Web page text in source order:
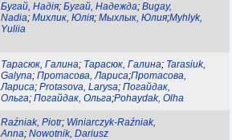
Бугай, Надія; Бугай, Надежда; Bugay,
Nadia; Михлик, Юлія; Мыхлык, Юлия;Myhlyk,
Yuliia
Тарасюк, Галина; Тарасюк, Галина; Tarasiuk,
Galyna; Протасова, Лариса;Протасова,
Лариса; Protasova, Larysa; Погайдак,
Ольга; Погайдак, Ольга;Pohaydak, Olha
Raźniak, Piotr; Winiarczyk-Raźniak,
Anna; Nowotnik, Dariusz